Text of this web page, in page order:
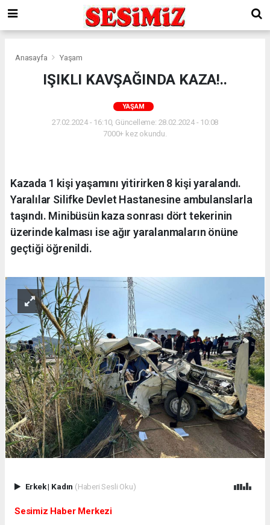
Anasayfa Yaşam
IŞIKLI KAVŞAĞINDA KAZA!..
YAŞAM
27.02.2024 - 16:10, Güncelleme: 28.02.2024 - 10:08
7000+ kez okundu.
Kazada 1 kişi yaşamını yitirirken 8 kişi yaralandı.
Yaralılar Silifke Devlet Hastanesine ambulanslarla
taşındı. Minibüsün kaza sonrası dört tekerinin
üzerinde kalması ise ağır yaralanmaların önüne
geçtiği öğrenildi.
Erkek| Kadın (Haberi Sesli Oku)
Sesimiz Haber Merkezi